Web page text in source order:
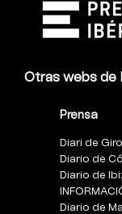
Otras webs de
Prensa
Diari de
Diario de
Diario de
Diario de